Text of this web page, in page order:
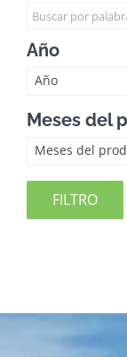
Año
Año
Meses del
Meses del
FILTRO